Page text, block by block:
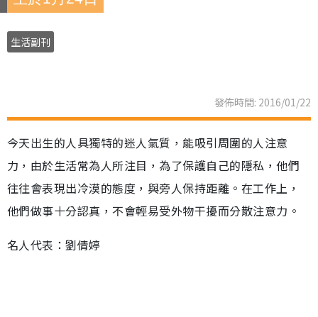
生活副刊
發佈時間: 2016/01/22
今天出生的人具獨特的迷人氣質，能吸引周圍的人注意
力，由於生活常為人所注目，為了保護自己的隱私，他們
往往會表現出冷漠的態度，與旁人保持距離。在工作上，
他們做事十分認真，不會輕易受外物干擾而分散注意力。
名人代表：劉倩婷